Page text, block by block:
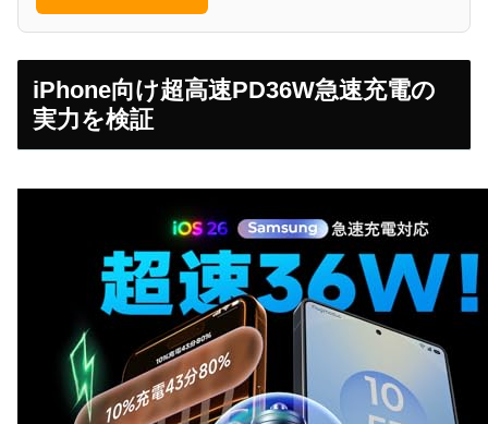
iPhone向け超高速PD36W急速充電の
実力を検証